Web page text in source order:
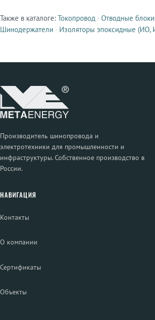
Смежные продукты
Также в каталоге: Токопровод · Отводные
Шинодержатели · Изоляторы эпоксидные
Производитель шинопровода и
электротехники для промышленности и
инфраструктуры. Собственное производство в
России.
НАВИГАЦИЯ
Контакты
О компании
Сертификаты
Объекты